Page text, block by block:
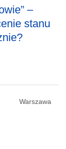
–
stanu
Warszawa